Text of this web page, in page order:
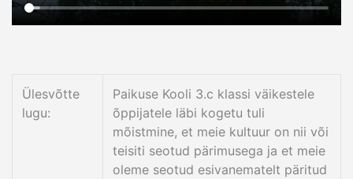
Ülesvõtte
lugu:
Paikuse Kooli 3.c klassi väikestele
õppijatele läbi kogetu tuli
mõistmine, et meie kultuur on nii või
teisiti seotud pärimusega ja et meie
oleme seotud esivanematelt päritud